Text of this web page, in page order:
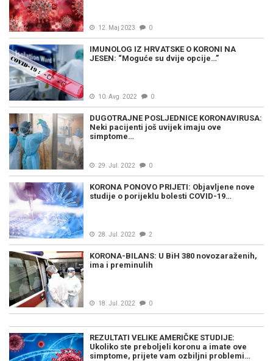
12. Maj 2023 0
IMUNOLOG IZ HRVATSKE O KORONI NA
JESEN: “Moguće su dvije opcije…”
10. Avg. 2022 0
DUGOTRAJNE POSLJEDNICE KORONAVIRUSA:
Neki pacijenti još uvijek imaju ove
simptome…
29. Jul. 2022 0
KORONA PONOVO PRIJETI: Objavljene nove
studije o porijeklu bolesti COVID-19…
28. Jul. 2022 2
KORONA-BILANS: U BiH 380 novozaraženih,
ima i preminulih
18. Jul. 2022 0
REZULTATI VELIKE AMERIČKE STUDIJE:
Ukoliko ste preboljeli koronu a imate ove
simptome, prijete vam ozbiljni problemi…